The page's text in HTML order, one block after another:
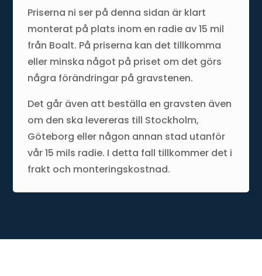
Priserna ni ser på denna sidan är klart
monterat på plats inom en radie av 15 mil
från Boalt. På priserna kan det tillkomma
eller minska något på priset om det görs
några förändringar på gravstenen.
Det går även att beställa en gravsten även
om den ska levereras till Stockholm,
Göteborg eller någon annan stad utanför
vår 15 mils radie. I detta fall tillkommer det i
frakt och monteringskostnad.